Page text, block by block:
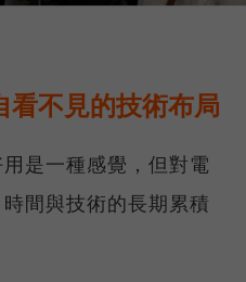
看不見的技術布局
是一種感覺，但對電
間與技術的長期累積